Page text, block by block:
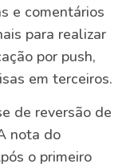
e comentários
para realizar
por push,
em terceiros.
de reversão de
nota do
o primeiro